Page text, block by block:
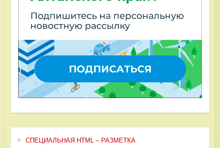
СПЕЦИАЛЬНАЯ HTML – РАЗМЕТКА